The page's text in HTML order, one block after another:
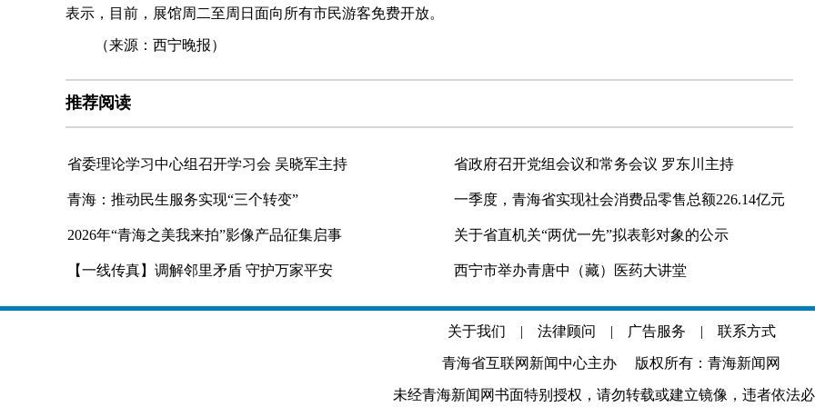
表示，目前，展馆周二至周日面向所有市民游客免费开放。
（来源：西宁晚报）
推荐阅读
省委理论学习中心组召开学习会 吴晓军主持 省政府召开党组会议和常务会议 罗东川主持
青海：推动民生服务实现“三个转变” 一季度，青海省实现社会消费品零售总额226.14亿元
2026年“青海之美我来拍”影像产品征集启事 关于省直机关“两优一先”拟表彰对象的公示
【一线传真】调解邻里矛盾 守护万家平安 西宁市举办青唐中（藏）医药大讲堂
关于我们 | 法律顾问 | 广告服务 | 联系方式
青海省互联网新闻中心主办 版权所有：青海新闻网
未经青海新闻网书面特别授权，请勿转载或建立镜像，违者依法